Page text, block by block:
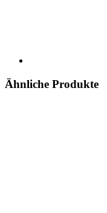
Ähnliche Produkte